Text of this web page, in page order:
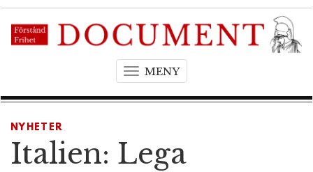
MENYT
g
e
NYHETER
Italien: Lega